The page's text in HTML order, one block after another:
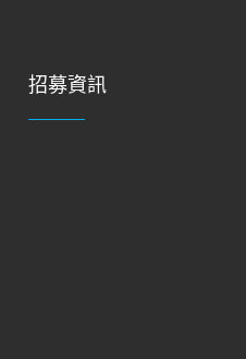
招募資訊